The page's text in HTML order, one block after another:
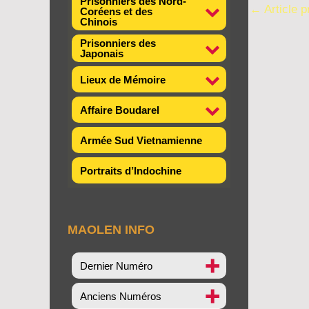
Coréens et des
Chinois
Prisonniers des
Japonais
Lieux de Mémoire
Affaire Boudarel
Armée Sud Vietnamienne
Portraits d’Indochine
MAOLEN INFO
Dernier Numéro
Anciens Numéros
← Article